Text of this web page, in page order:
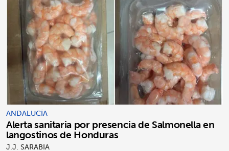
ANDALUCÍA
Alerta sanitaria por presencia de Salmonella en
langostinos de Honduras
J.J. SARABIA